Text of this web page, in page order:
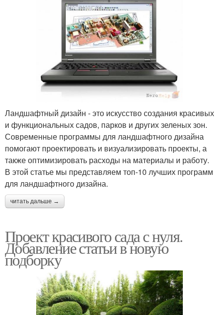
Ландшафтный дизайн - это искусство создания красивых
и функциональных садов, парков и других зеленых зон.
Современные программы для ландшафтного дизайна
помогают проектировать и визуализировать проекты, а
также оптимизировать расходы на материалы и работу.
В этой статье мы представляем топ-10 лучших программ
для ландшафтного дизайна.
читать дальше →
Проект красивого сада с нуля.
Добавление статьи в новую
подборку